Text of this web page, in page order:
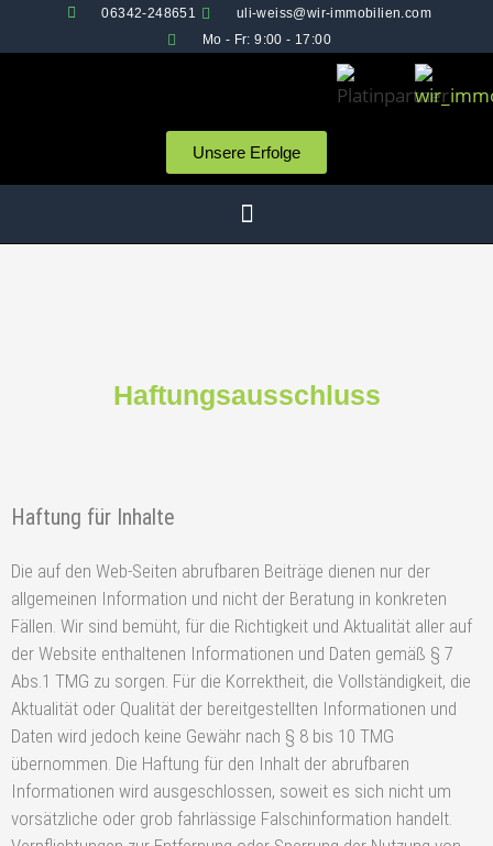
06342-248651
uli-weiss@wir-immobilien.com
Mo - Fr: 9:00 - 17:00
Unsere Erfolge
Haftungsausschluss
Haftung für Inhalte
Die auf den Web-Seiten abrufbaren Beiträge dienen nur der
allgemeinen Information und nicht der Beratung in konkreten
Fällen. Wir sind bemüht, für die Richtigkeit und Aktualität aller auf
der Website enthaltenen Informationen und Daten gemäß § 7
Abs.1 TMG zu sorgen. Für die Korrektheit, die Vollständigkeit, die
Aktualität oder Qualität der bereitgestellten Informationen und
Daten wird jedoch keine Gewähr nach § 8 bis 10 TMG
übernommen. Die Haftung für den Inhalt der abrufbaren
Informationen wird ausgeschlossen, soweit es sich nicht um
vorsätzliche oder grob fahrlässige Falschinformation handelt.